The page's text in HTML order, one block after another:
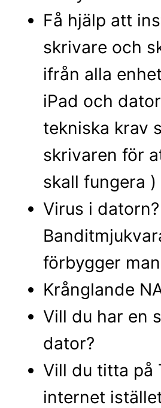
Få hjälp att
skrivare och
ifrån alla
iPad och
tekniska krav
skrivaren för
skall fungera )
Virus i datorn?
förbygger
Krånglande
Vill du har en
dator?
Vill du titta på
internet